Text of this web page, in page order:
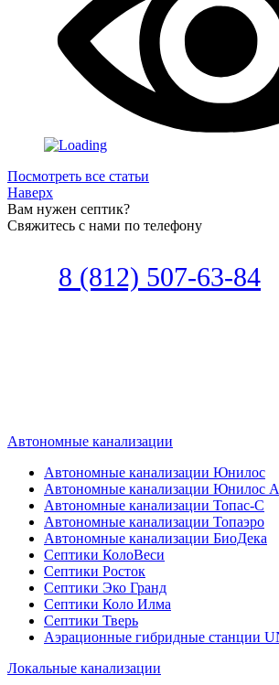
Посмотреть все статьи
Наверх
Вам нужен септик?
Свяжитесь с нами по телефону
8 (812) 507-63-84
Автономные канализации
Автономные канализации Юнилос
Автономные канализации Юнилос
Автономные канализации Топас-С
Автономные канализации Топаэро
Автономные канализации БиоДека
Септики КолоВеси
Септики Росток
Септики Эко Гранд
Септики Коло Илма
Септики Тверь
Аэрационные гибридные станции
Локальные канализации